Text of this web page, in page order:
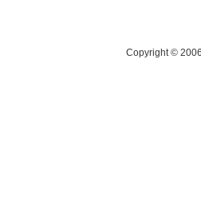
Copyright ©